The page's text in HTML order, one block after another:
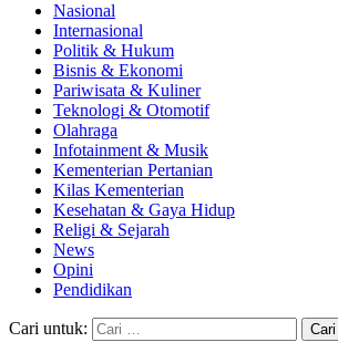
Nasional
Internasional
Politik & Hukum
Bisnis & Ekonomi
Pariwisata & Kuliner
Teknologi & Otomotif
Olahraga
Infotainment & Musik
Kementerian Pertanian
Kilas Kementerian
Kesehatan & Gaya Hidup
Religi & Sejarah
News
Opini
Pendidikan
Cari untuk: